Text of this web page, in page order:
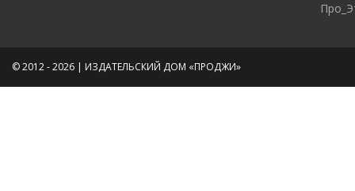
© 2012 - 2026 | ИЗДАТЕЛЬСКИЙ ДОМ «ПРОДЖИ»